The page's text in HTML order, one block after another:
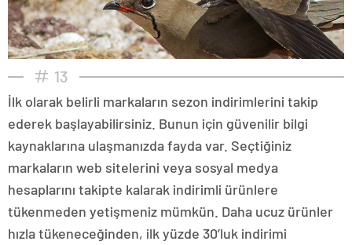
13
İlk olarak belirli markaların sezon indirimlerini takip
ederek başlayabilirsiniz. Bunun için güvenilir bilgi
kaynaklarına ulaşmanızda fayda var. Seçtiğiniz
markaların web sitelerini veya sosyal medya
hesaplarını takipte kalarak indirimli ürünlere
tükenmeden yetişmeniz mümkün. Daha ucuz ürünler
hızla tükeneceğinden, ilk yüzde 30’luk indirimi